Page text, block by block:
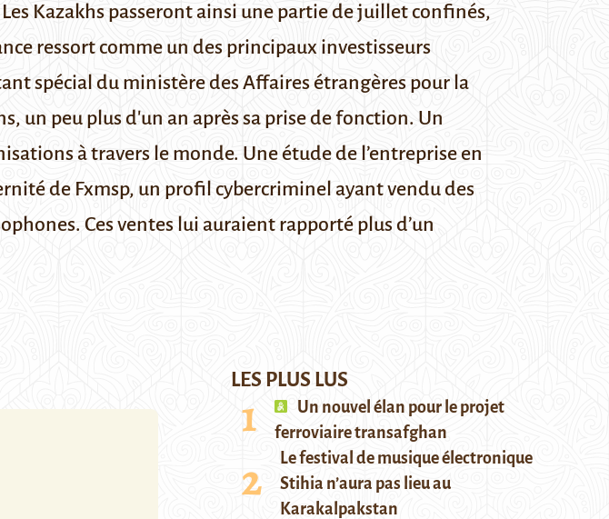
Les Kazakhs passeront ainsi une partie de juillet confinés,
ressort comme un des principaux investisseurs
spécial du ministère des Affaires étrangères pour la
, un peu plus d'un an après sa prise de fonction. Un
à travers le monde. Une étude de l’entreprise en
de Fxmsp, un profil cybercriminel ayant vendu des
Ces ventes lui auraient rapporté plus d’un
LES PLUS LUS
Un nouvel élan pour le projet
ferroviaire transafghan
Le festival de musique électronique
Stihia n’aura pas lieu au
Karakalpakstan